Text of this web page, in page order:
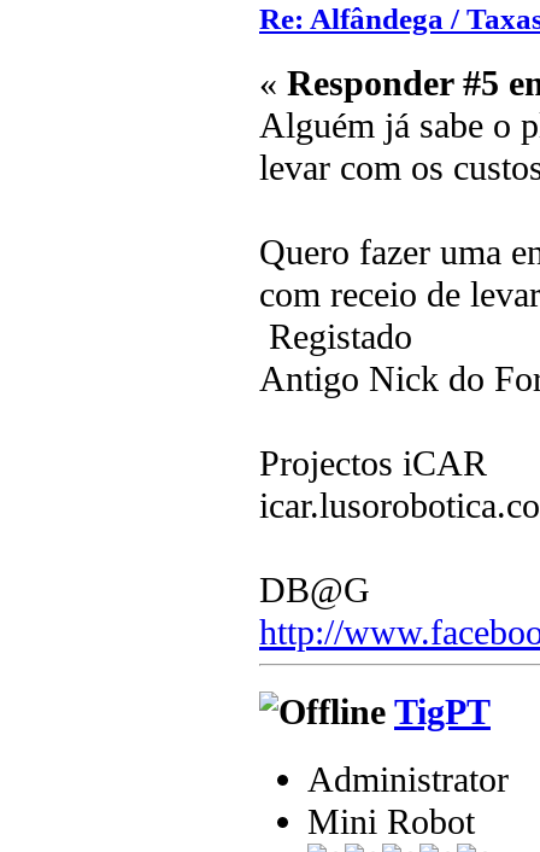
Re: Alfândega /
« Responder #5
Alguém já sabe o
levar com os
Quero fazer uma
com receio de
Registado
Antigo Nick do
Projectos iCAR
DB@G
http://
TigPT
Administrator
Mini Robot